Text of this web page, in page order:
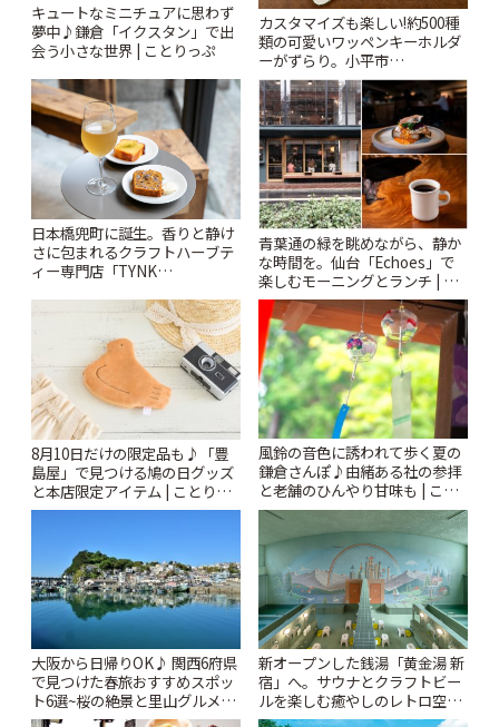
キュートなミニチュアに思わず
夢中♪鎌倉「イクスタン」で出
会う小さな世界 | ことりっぷ
カスタマイズも楽しい!約500種
類の可愛いワッペンキーホルダ
ーがずらり。小平市
「Kimamaya T&K」 | ことりっ
ぷ
日本橋兜町に誕生。香りと静け
さに包まれるクラフトハーブテ
ィー専門店「TYNK
青葉通の緑を眺めながら、静か
な時間を。仙台「Echoes」で
楽しむモーニングとランチ | こ
とりっぷ
8月10日だけの限定品も♪「豊
島屋」で見つける鳩の日グッズ
と本店限定アイテム | ことりっ
ぷ
風鈴の音色に誘われて歩く夏の
鎌倉さんぽ♪由緒ある社の参拝
と老舗のひんやり甘味も | こと
りっぷ
大阪から日帰りOK♪ 関西6府県
で見つけた春旅おすすめスポッ
ト6選~桜の絶景と里山グルメや
秘密にしたい穴場まで~ | ことり
新オープンした銭湯「黄金湯 新
宿」へ。サウナとクラフトビー
ルを楽しむ癒やしのレトロ空間
| ことりっぷ